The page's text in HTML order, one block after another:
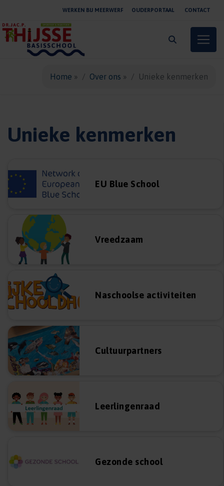
WERKEN BIJ MEERWERF OUDERPORTAAL CONTACT
Home » Over ons » Unieke kenmerken
Unieke kenmerken
EU Blue School
Vreedzaam
Naschoolse activiteiten
Cultuurpartners
Leerlingenraad
Gezonde school